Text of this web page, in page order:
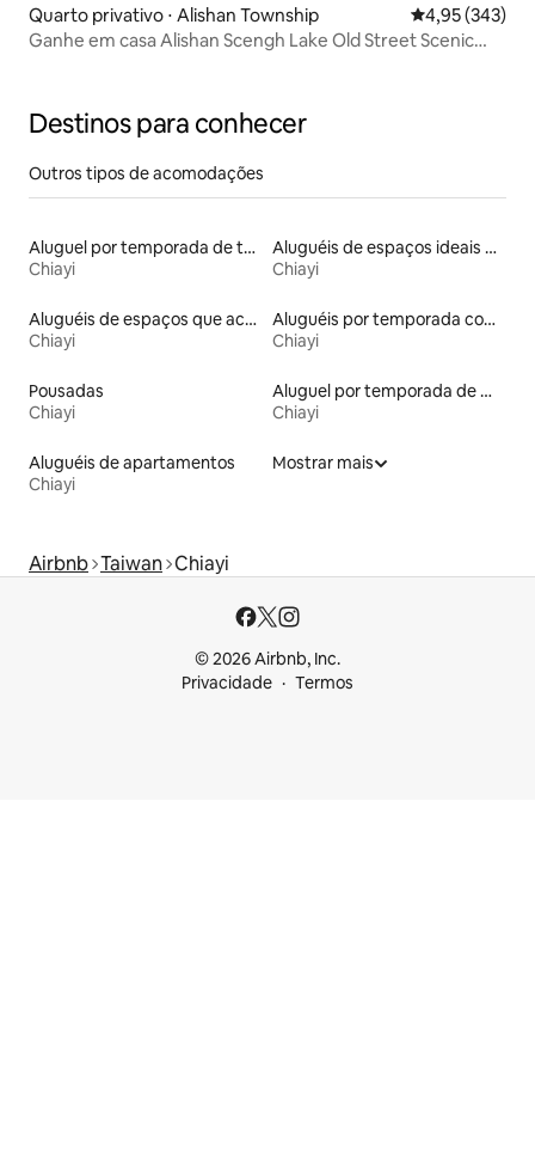
Quarto privativo ⋅ Alishan Township 4,95 de uma
4,95 (343)
Ganhe em casa Alishan Scengh Lake Old Street Scenic
Destinos para conhecer
Outros tipos de acomodações
Aluguel por temporada de townhouses
Chiayi
Aluguéis de espaços ideais para famílias
Chiayi
Aluguéis de espaços que aceitam animais de estimação
Chiayi
Aluguéis por temporada com café da manhã
Chiayi
Pousadas
Chiayi
Aluguel por temporada de minsus
Chiayi
Aluguéis de apartamentos
Chiayi
Mostrar mais
Airbnb Taiwan Chiayi
© 2026 Airbnb, Inc.
Privacidade
Termos